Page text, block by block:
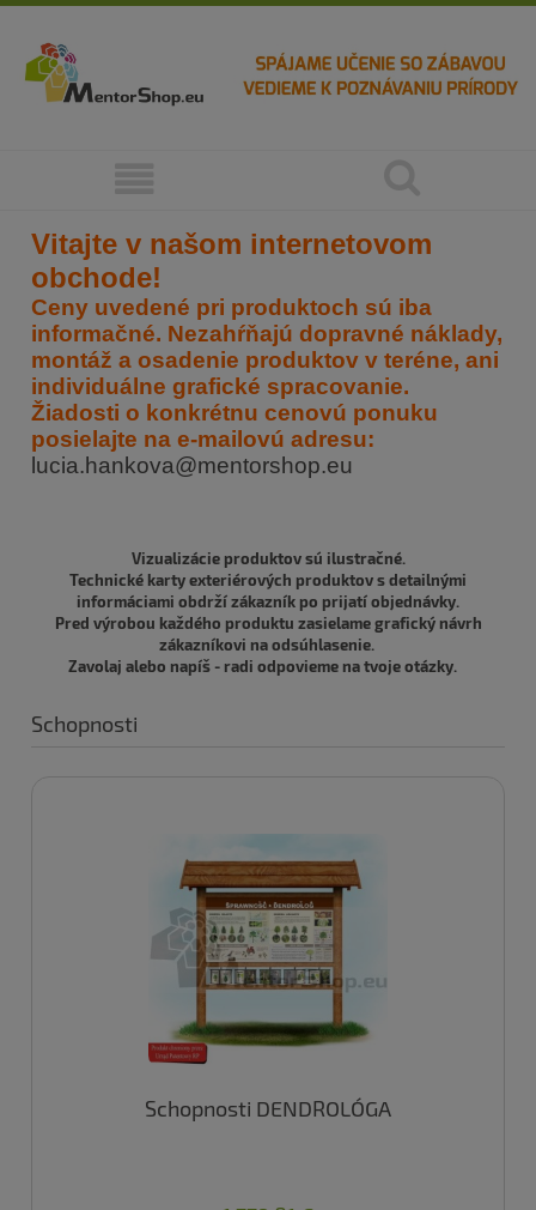
Vitajte v našom internetovom
obchode!
Ceny uvedené pri produktoch sú iba
informačné. Nezahŕňajú dopravné náklady,
montáž a osadenie produktov v teréne, ani
individuálne grafické spracovanie.
Žiadosti o konkrétnu cenovú ponuku
posielajte na e-mailovú adresu:
lucia.hankova@mentorshop.eu
Vizualizácie produktov sú ilustračné.
Technické karty exteriérových produktov s detailnými
informáciami obdrží zákazník po prijatí objednávky.
Pred výrobou každého produktu zasielame grafický návrh
zákazníkovi na odsúhlasenie.
Zavolaj alebo napíš - radi odpovieme na tvoje otázky.
Schopnosti
Schopnosti DENDROLÓGA